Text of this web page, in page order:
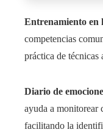
Entrenamiento en
competencias
práctica de técnicas
Diario de
ayuda a monitorear
facilitando la